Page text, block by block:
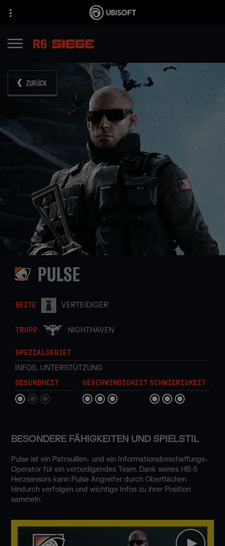
ZURÜCK
PULSE
SEITE VERTEIDIGER
TRUPP NIGHTHAVEN
SPEZIALGEBIET
INFOS, UNTERSTÜTZUNG
GESUNDHEIT GESCHWINDIGKEIT SCHWIERIGKEIT
BESONDERE FÄHIGKEITEN UND SPIELSTIL
Pulse ist ein Patrouillen- und ein Informationsbeschaffungs-
Operator für ein verteidigendes Team. Dank seines HB-5
Herzsensors kann Pulse Angreifer durch Oberflächen
hindurch verfolgen und wichtige Infos zu ihrer Position
sammeln.